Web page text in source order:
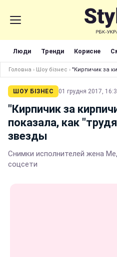
Люди Тренди Корисне
Головна › Шоу бізнес › "Кирпичик за
ШОУ БІЗНЕС 01 грудня 2017,
"Кирпичик за
показала, как
звезды
Снимки исполнителей жена
соцсети